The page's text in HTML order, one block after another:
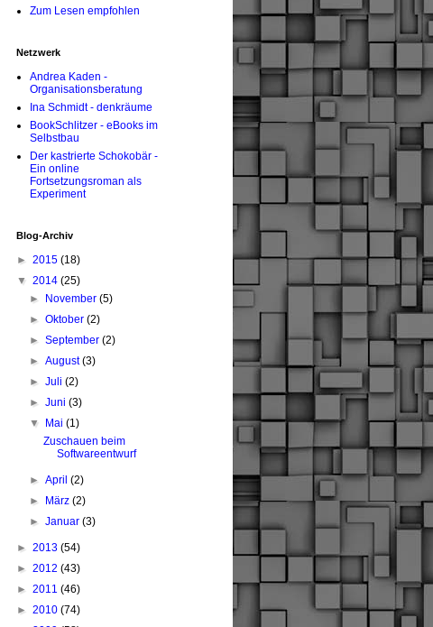
Zum Lesen empfohlen
Netzwerk
Andrea Kaden -
Organisationsberatung
Ina Schmidt - denkräume
BookSchlitzer - eBooks im
Selbstbau
Der kastrierte Schokobär -
Ein online
Fortsetzungsroman als
Experiment
Blog-Archiv
► 2015 (18)
▼ 2014 (25)
►
November(5)
►Oktober(2)
►September(2)
►August(3)
►Juli(2)
►Juni(3)
▼
Mai(1)
Zuschauen beim
Softwareentwurf
►April(2)
►
März(2)
►Januar(3)
► 2013 (54)
► 2012 (43)
► 2011 (46)
► 2010 (74)